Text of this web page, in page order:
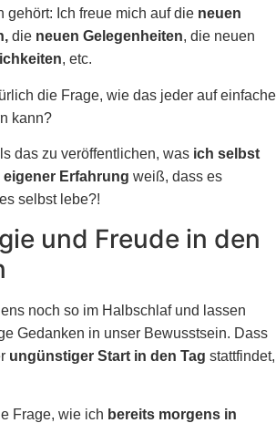
gehört: Ich freue mich auf die neuen
die neuen Gelegenheiten, die neuen
, etc.
die Frage, wie das jeder auf einfache
kann?
das zu veröffentlichen, was ich selbst
Erfahrung weiß, dass es
selbst lebe?!
und Freude in den
noch so im Halbschlaf und lassen
Gedanken in unser Bewusstsein. Dass
ungünstiger Start in den Tag stattfindet,
Frage, wie ich bereits morgens in